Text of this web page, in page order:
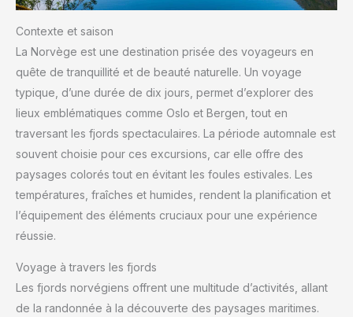
Contexte et saison
La Norvège est une destination prisée des voyageurs en
quête de tranquillité et de beauté naturelle. Un voyage
typique, d’une durée de dix jours, permet d’explorer des
lieux emblématiques comme Oslo et Bergen, tout en
traversant les fjords spectaculaires. La période automnale est
souvent choisie pour ces excursions, car elle offre des
paysages colorés tout en évitant les foules estivales. Les
températures, fraîches et humides, rendent la planification et
l’équipement des éléments cruciaux pour une expérience
réussie.
Voyage à travers les fjords
Les fjords norvégiens offrent une multitude d’activités, allant
de la randonnée à la découverte des paysages maritimes.